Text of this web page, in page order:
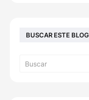
BUSCAR ESTE BLOG